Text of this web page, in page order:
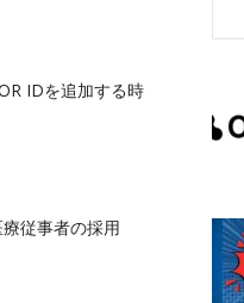
IDを追加する時
従事者の採用